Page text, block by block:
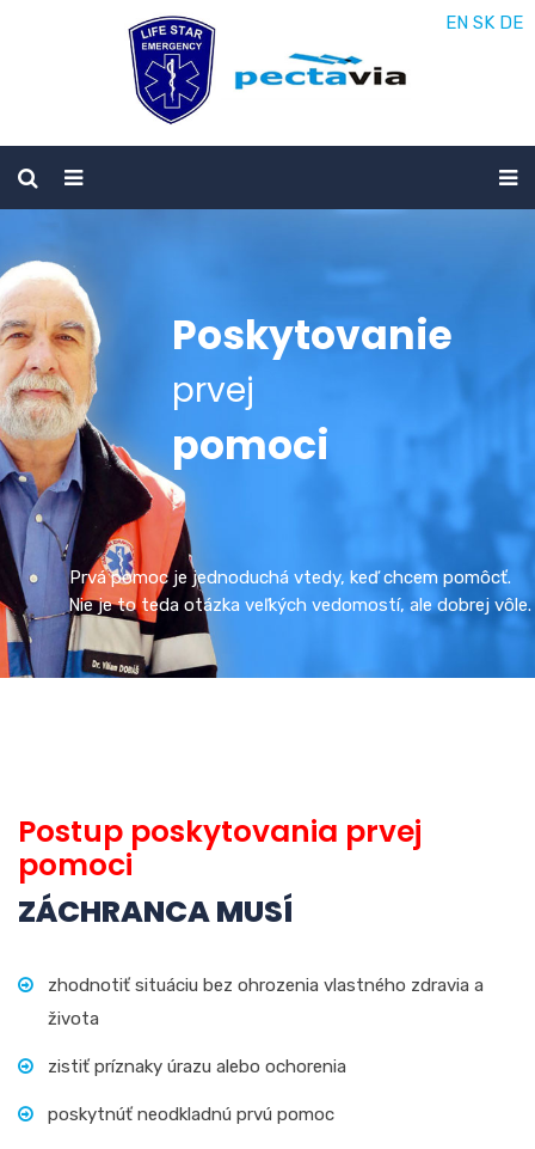
Poskytovanie
Prvá pomoc je jednoduchá vtedy, keď chcem pomôcť.
prvej
pomoci
Nie je to teda otázka veľkých vedomostí, ale dobrej vôle.
Postup poskytovania prvej
pomoci
ZÁCHRANCA MUSÍ
zhodnotiť situáciu bez ohrozenia vlastného zdravia a
života
zistiť príznaky úrazu alebo ochorenia
poskytnúť neodkladnú prvú pomoc
EN SK DE